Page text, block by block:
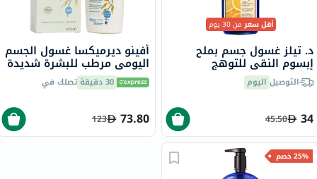
أقل سعرمن 30 يوم
د. تيلز غسول جسم بملح
إبسوم النقي للتوهج
وزيوت الحمضيات الأساسية
التوصيل اليوم
34
45.50
أفينو ديرميكسا غسول الجسم
اليومي مرطب للبشرة شديدة
الجفاف ومعالج للحكة، 300
مل 30 دقيقة تصلك في
73.80
123
25% خصم